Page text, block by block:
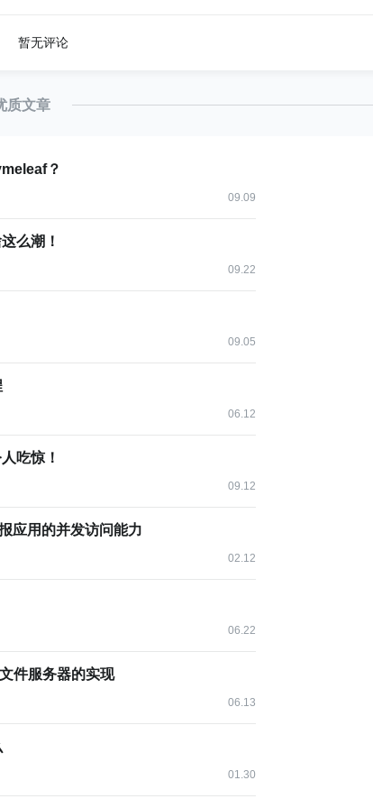
速等特定场景，可通过跨语言互操作封装为 ArkTS 和仓
API 实现互操作；仓颉与 C 语言实现函数互相调用及跨
丰富的基础库和并发能力，支持声明式 UI 开发，可继
特性，并在编译工具链和运行时提供额外的安全机制；
确保程序安全。
的机器码，实现跨 OS 平台代码共享，支持多种操作
，提供高性能和强安全能力，在跨平台和智能化领域持
DSL 能力构建 Agent DSL 能力，未来将深化与 AI 技术
暂无评论
质文章
？
09.09
么潮！
09.22
09.05
06.12
吃惊！
09.12
应用的并发访问能力
02.12
06.22
件服务器的实现
06.13
01.30